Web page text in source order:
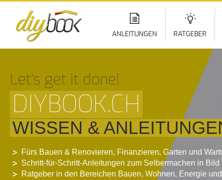
ANLEITUNGEN RATGEBER
Let‘s get it done!
DIYBOOK.CH
WISSEN &
Fürs Bauen & Renovieren, Finanzieren, Garten und
Schritt-für-Schritt-Anleitungen zum Selbermachen in Bild
Ratgeber in den Bereichen Bauen, Wohnen, Energie